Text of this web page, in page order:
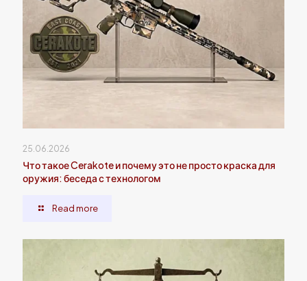
25.06.2026
Что такое Cerakote и почему это не просто краска для
оружия: беседа с технологом
Read more